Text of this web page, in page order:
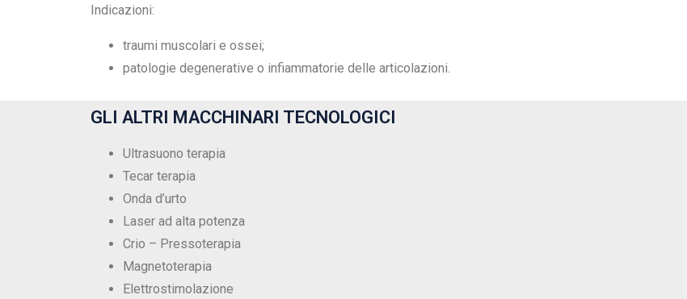
Indicazioni:
traumi muscolari e ossei;
patologie degenerative o infiammatorie delle articolazioni.
GLI ALTRI MACCHINARI TECNOLOGICI
Ultrasuono terapia
Tecar terapia
Onda d’urto
Laser ad alta potenza
Crio – Pressoterapia
Magnetoterapia
Elettrostimolazione